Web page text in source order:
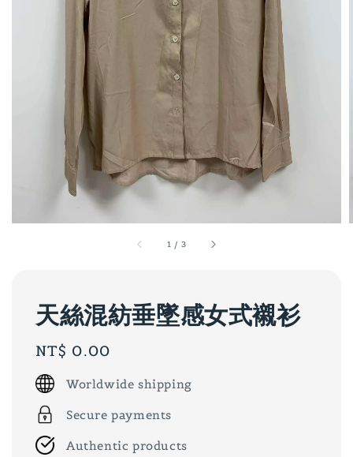
1 / 3
天絲混紡垂墜感女式襯衫
Regular
price
NT$ 0.00
Worldwide shipping
Secure payments
Authentic products